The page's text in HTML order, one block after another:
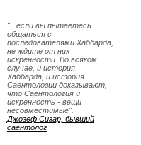
"...если вы пытаетесь
общаться с
последователями Хаббарда,
не ждите от них
искренности. Во всяком
случае, и история
Хаббарда, и история
Саентологии доказывают,
что Саентология и
искренность - вещи
несовместимые".
Джозеф Сизар, бывший
саентолог